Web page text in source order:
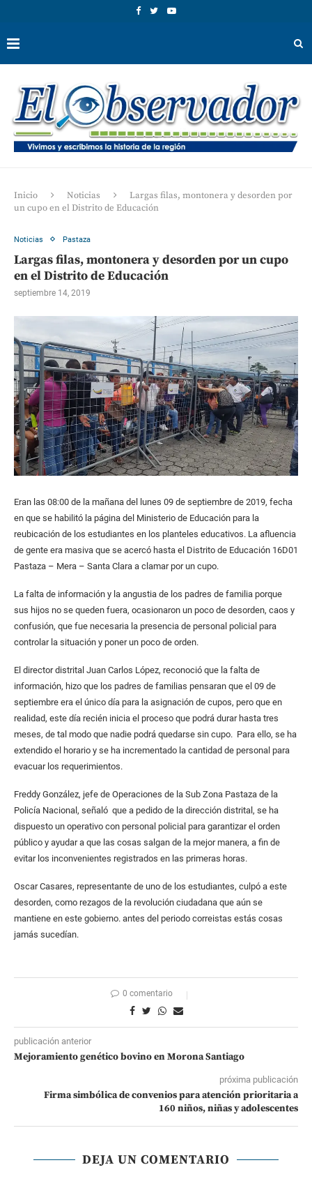
Inicio Noticias
Largas filas, montonera y desorden por
un cupo en el Distrito de Educación
Noticias Pastaza
Largas filas, montonera y desorden por un cupo
en el Distrito de Educación
septiembre 14, 2019
Eran las 08:00 de la mañana del lunes 09 de septiembre de 2019, fecha
en que se habilitó la página del Ministerio de Educación para la
reubicación de los estudiantes en los planteles educativos. La afluencia
de gente era masiva que se acercó hasta el Distrito de Educación 16D01
Pastaza – Mera – Santa Clara a clamar por un cupo.
La falta de información y la angustia de los padres de familia porque
sus hijos no se queden fuera, ocasionaron un poco de desorden, caos y
confusión, que fue necesaria la presencia de personal policial para
controlar la situación y poner un poco de orden.
El director distrital Juan Carlos López, reconoció que la falta de
información, hizo que los padres de familias pensaran que el 09 de
septiembre era el único día para la asignación de cupos, pero que en
realidad, este día recién inicia el proceso que podrá durar hasta tres
meses, de tal modo que nadie podrá quedarse sin cupo. Para ello, se ha
extendido el horario y se ha incrementado la cantidad de personal para
evacuar los requerimientos.
Freddy González, jefe de Operaciones de la Sub Zona Pastaza de la
Policía Nacional, señaló que a pedido de la dirección distrital, se ha
dispuesto un operativo con personal policial para garantizar el orden
público y ayudar a que las cosas salgan de la mejor manera, a fin de
evitar los inconvenientes registrados en las primeras horas.
Oscar Casares, representante de uno de los estudiantes, culpó a este
desorden, como rezagos de la revolución ciudadana que aún se
mantiene en este gobierno. antes del periodo correistas estás cosas
jamás sucedían.
0 comentario
publicación anterior
Mejoramiento genético bovino en Morona Santiago
próxima publicación
Firma simbólica de convenios para atención prioritaria a
160 niños, niñas y adolescentes
DEJA UN COMENTARIO